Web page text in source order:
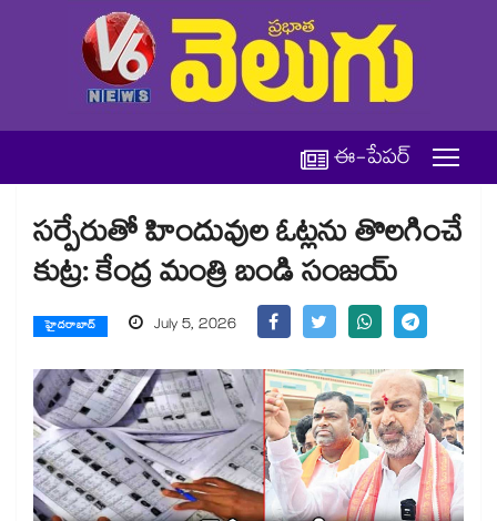
ఈ-పేపర్
సర్పేరుతో హిందువుల ఓట్లను తొలగించే
కుట్ర: కేంద్ర మంత్రి బండి సంజయ్
హైదరాబాద్ July 5, 2026